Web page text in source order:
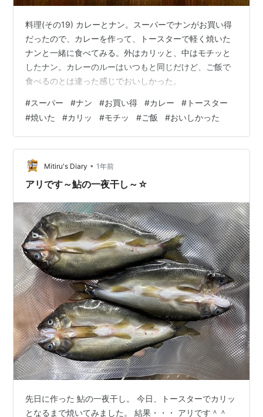
料理(その19) カレーとナン。スーパーでナンがお買い得
だったので、カレーを作って、トースターで軽く焼いた
ナンと一緒に食べてみる。外はカリッと、中はモチッと
したナン。カレーのルーはいつもと同じだけど、ご飯で
食べるのとは違った感じでおいしかった。
#スーパー #ナン #お買い得 #カレー # トースター
#焼いた #カリッ #モチッ #ご飯 #おいしかった
Mitiru's Diary • 1年前
アリです～鮎の一夜干し～☆
先日に作った 鮎の一夜干し。 今日、トースターでカリッ
となるまで焼いてみました。 結果・・・ アリです＾＾